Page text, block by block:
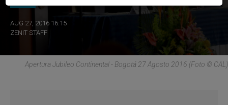
AUG 27, 2016 16:15
ZENIT STAFF
Apertura Jubileo Continental - Bogotá 27 Agosto 2016 (Foto © CAL)